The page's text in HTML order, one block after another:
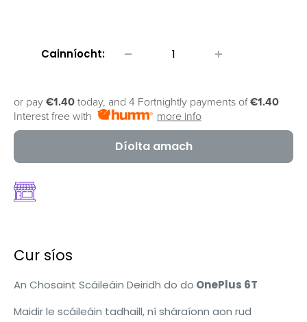
Cainníocht:
or pay €1.40 today, and 4 Fortnightly payments of€1.40
Interest free with
more info
Díolta amach
Cur síos
An Chosaint Scáileáin Deiridh do do OnePlus 6T
Maidir le scáileáin tadhaill, ní sháraíonn aon rud